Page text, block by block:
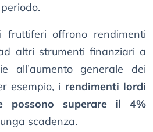
fruttiferi offrono rendimenti
altri strumenti finanziari a
all’aumento generale dei
esempio, i rendimenti lordi
possono superare il 4%
scadenza.